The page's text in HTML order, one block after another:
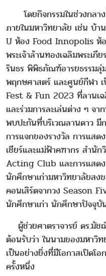
โดยกิจกรรมในช่วงกลาง
ภายในมหาวิทยาลัย เช่น บ้
U ห้อง Food Innopolis ห้อ
พระเจ้าล้านทองเฉลิมพระเ
รินธร พิพิธภัณฑ์อารยธรรมลุ่
พฤกษศาสตร์ และศูนย์กีฬา
Fest & Fun 2023 ที่ลานเ
และร่วมการละเล่นต่าง ๆ จา
พบปะกันที่บริเวณลานดาว มี
การแจกของรางวัล การแส
เชียร์และแม่ฟ้าคฑากร สำนั
Acting Club และการแสด
นักศึกษาเก่ามหาวิทยาลัยส
คอนเสิร์ตจากวง Season
นักศึกษาเก่า นักศึกษาปัจจุบั
ผู้ช่วยศาตราจารย์ ดร.มัช
ต้อนรับว่า ในนามของมหาวิ
เป็นอย่างยิ่งที่มีโอกาสเปิดโ
ครั้งหนึ่ง